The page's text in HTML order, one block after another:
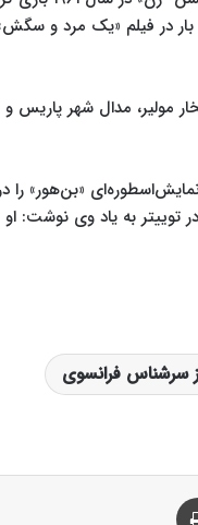
اخیر وی بود. او آخرین بار در فیلم «یک مرد و
مولیر، مدال شهر پاریس و
«بن‌هور» را
توییتر به یاد وی نوشت: او
سرشناس فرانسوی